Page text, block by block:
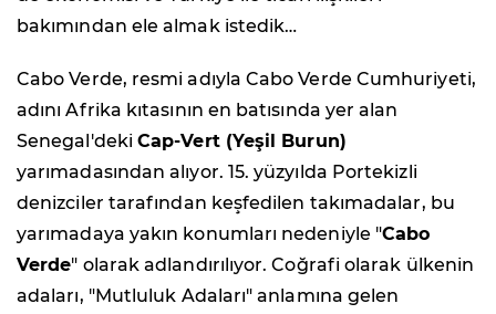
bakımından ele almak istedik…
Cabo Verde, resmi adıyla Cabo Verde Cumhuriyeti,
adını Afrika kıtasının en batısında yer alan
Senegal'dekiCap-Vert (Yeşil Burun)
yarımadasından alıyor. 15. yüzyılda Portekizli
denizciler tarafından keşfedilen takımadalar, bu
yarımadaya yakın konumları nedeniyle "Cabo
Verde" olarak adlandırılıyor. Coğrafi olarak ülkenin
adaları, "Mutluluk Adaları" anlamına gelen